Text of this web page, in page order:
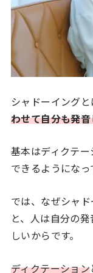
シャドーイング
わせて自分も発
基本はディクテ
できるようになっ
では、なぜシャ
と、人は自分の
しいからです。
ディクテーション